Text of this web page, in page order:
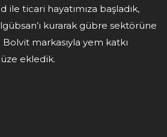
ile ticari hayatımıza başladık,
kurarak gübre sektörüne
Bolvit markasıyla yem katkı
ekledik.